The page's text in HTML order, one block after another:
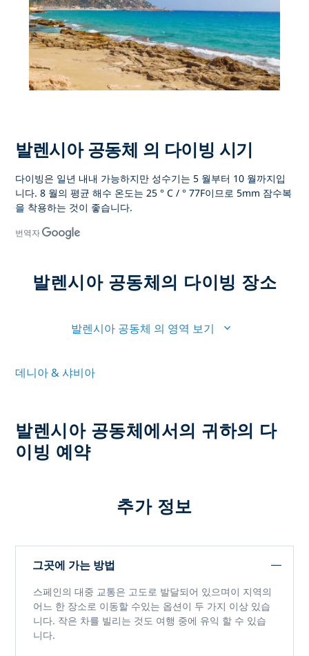
발렌시아 공동체 의 다이빙 시기
다이빙은 일년 내내 가능하지만 성수기는 5 월부터 10 월까지입
니다. 8 월의 평균 해수 온도는 25 ° C / ° 77F이므로 5mm 잠수복
을 착용하는 것이 좋습니다.
번역자
발렌시아 공동체의 다이빙 장소
발렌시아 공동체 의 영역 보기
데니아 & 샤비아
발렌시아 공동체에서의 귀하의 다
이빙 예약
추가 정보
그곳에 가는 방법
스페인의 대중 교통은 고도로 발달되어 있으며이 지역의
어느 한 장소로 이동할 수있는 옵션이 두 가지 이상 있습
니다. 작은 차를 빌리는 것도 여행 중에 유익 할 수 있습
니다.